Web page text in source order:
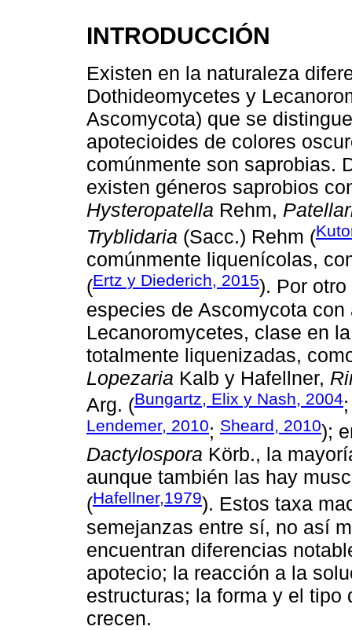
INTRODUCCIÓN
Existen en la naturaleza
Dothideomycetes y
Ascomycota) que se
apotecioides de colores
comúnmente son saprobias.
existen géneros saprobios
Hysteropatella Rehm,
Tryblidaria (Sacc.) Rehm (
comúnmente liquenícolas,
(Ertz y Diederich, 2015). Por
especies de Ascomycota
Lecanoromycetes, clase en
totalmente liquenizadas,
Lopezaria Kalb y Hafellner,
Arg. (Bungartz, Elix y Nash, 2004
Lendemer, 2010; Sheard, 2010);
Dactylospora Körb., la
aunque también las hay
(Hafellner,1979). Estos taxa
semejanzas entre sí, no así
encuentran diferencias
apotecio; la reacción a la
estructuras; la forma y el
crecen.